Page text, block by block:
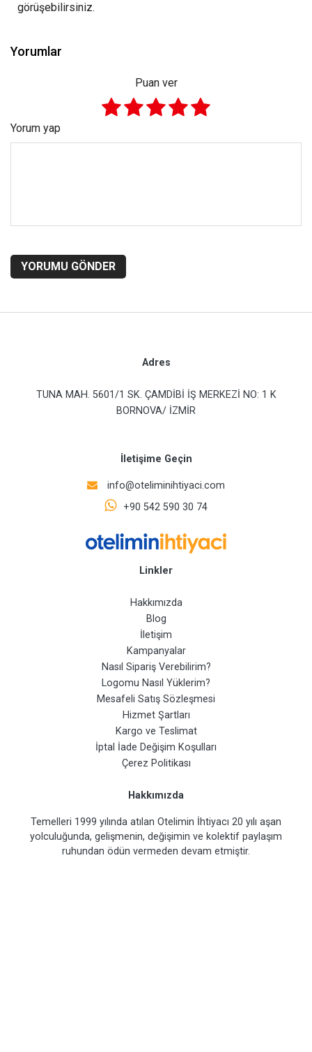
görüşebilirsiniz.
Yorumlar
Puan ver
Yorum yap
YORUMU GÖNDER
Adres
TUNA MAH. 5601/1 SK. ÇAMDİBİ İŞ MERKEZİ NO: 1 K
BORNOVA/ İZMİR
İletişime Geçin
info@oteliminihtiyaci.com
+90 542 590 30 74
Linkler
Hakkımızda
Blog
İletişim
Kampanyalar
Nasıl Sipariş Verebilirim?
Logomu Nasıl Yüklerim?
Mesafeli Satış Sözleşmesi
Hizmet Şartları
Kargo ve Teslimat
İptal İade Değişim Koşulları
Çerez Politikası
Hakkımızda
Temelleri 1999 yılında atılan Otelimin İhtiyacı 20 yılı aşan
yolculuğunda, gelişmenin, değişimin ve kolektif paylaşım
ruhundan ödün vermeden devam etmiştir.